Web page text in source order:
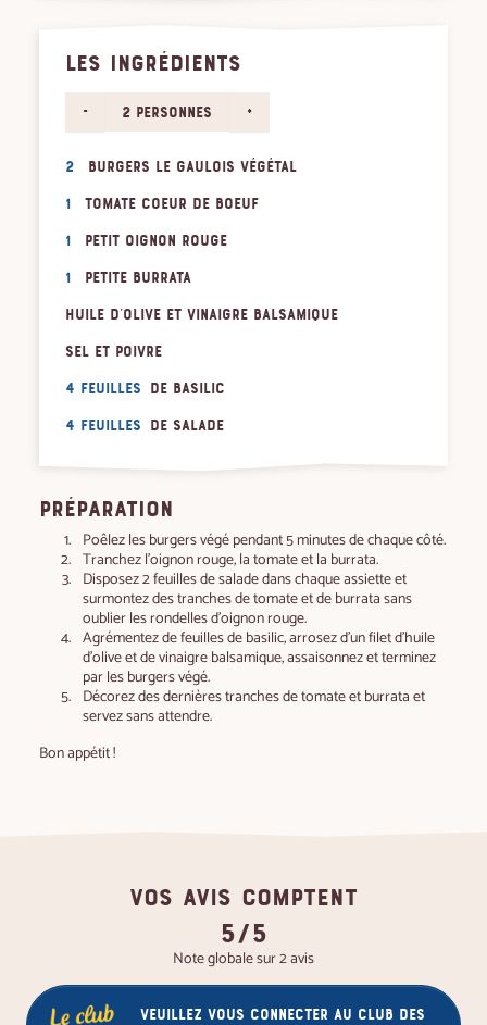
LES INGRÉDIENTS
- 2 personnes +
2 burgers Le Gaulois Végétal
1 tomate coeur de boeuf
1 petit oignon rouge
1 petite burrata
Huile d'olive et vinaigre balsamique
Sel et poivre
4 feuilles de basilic
4 feuilles de salade
PRÉPARATION
Poêlez les burgers végé pendant 5 minutes de chaque côté.
Tranchez l’oignon rouge, la tomate et la burrata.
Disposez 2 feuilles de salade dans chaque assiette et
surmontez des tranches de tomate et de burrata sans
oublier les rondelles d’oignon rouge.
Agrémentez de feuilles de basilic, arrosez d’un filet d’huile
d’olive et de vinaigre balsamique, assaisonnez et terminez
par les burgers végé.
Décorez des dernières tranches de tomate et burrata et
servez sans attendre.
Bon appétit !
VOS AVIS COMPTENT
5/5
Note globale sur 2 avis
Veuillez vous connecter au club des